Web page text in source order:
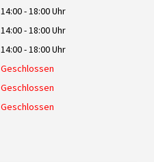
14:00 - 18:00 Uhr
14:00 - 18:00 Uhr
14:00 - 18:00 Uhr
Geschlossen
Geschlossen
Geschlossen